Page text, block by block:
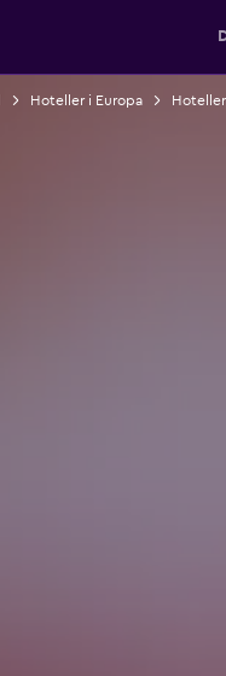
Hoteller i Europa Hoteller